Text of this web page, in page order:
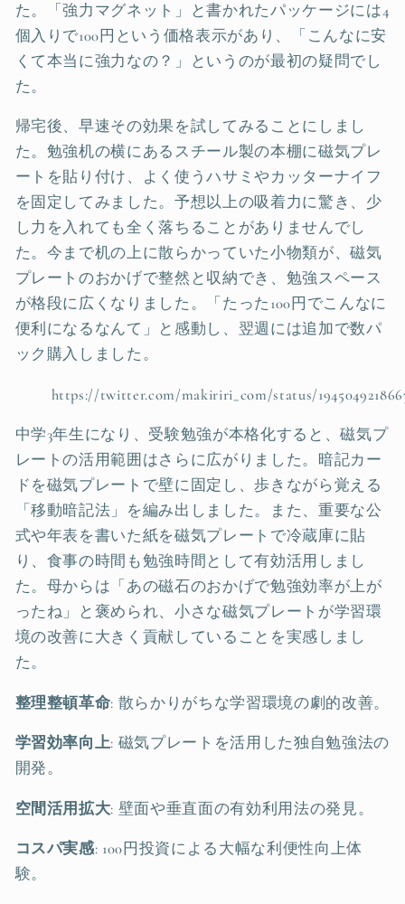
た。「強力マグネット」と書かれたパッケージには4
個入りで100円という価格表示があり、「こんなに安
くて本当に強力なの？」というのが最初の疑問でし
た。
帰宅後、早速その効果を試してみることにしまし
た。勉強机の横にあるスチール製の本棚に磁気プレ
ートを貼り付け、よく使うハサミやカッターナイフ
を固定してみました。予想以上の吸着力に驚き、少
し力を入れても全く落ちることがありませんでし
た。今まで机の上に散らかっていた小物類が、磁気
プレートのおかげで整然と収納でき、勉強スペース
が格段に広くなりました。「たった100円でこんなに
便利になるなんて」と感動し、翌週には追加で数パ
ック購入しました。
https://twitter.com/makiriri_com/status/
中学3年生になり、受験勉強が本格化すると、磁気プ
レートの活用範囲はさらに広がりました。暗記カー
ドを磁気プレートで壁に固定し、歩きながら覚える
「移動暗記法」を編み出しました。また、重要な公
式や年表を書いた紙を磁気プレートで冷蔵庫に貼
り、食事の時間も勉強時間として有効活用しまし
た。母からは「あの磁石のおかげで勉強効率が上が
ったね」と褒められ、小さな磁気プレートが学習環
境の改善に大きく貢献していることを実感しまし
た。
整理整頓革命: 散らかりがちな学習環境の劇的改善。
学習効率向上: 磁気プレートを活用した独自勉強法の
開発。
空間活用拡大: 壁面や垂直面の有効利用法の発見。
コスパ実感: 100円投資による大幅な利便性向上体
験。